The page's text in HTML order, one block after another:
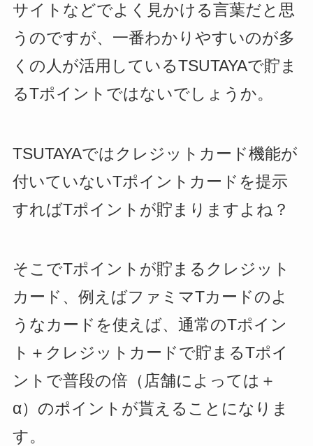
サイトなどでよく見かける言葉だと思
うのですが、一番わかりやすいのが多
くの人が活用しているTSUTAYAで貯ま
るTポイントではないでしょうか。
TSUTAYAではクレジットカード機能が
付いていないTポイントカードを提示
すればTポイントが貯まりますよね？
そこでTポイントが貯まるクレジット
カード、例えばファミマTカードのよ
うなカードを使えば、通常のTポイン
ト＋クレジットカードで貯まるTポイ
ントで普段の倍（店舗によっては＋
α）のポイントが貰えることになりま
す。